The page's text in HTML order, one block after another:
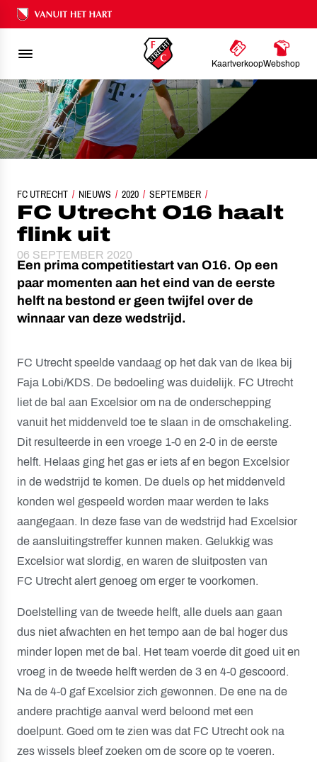
Ons nalatenschap
KaartverkoopWebshop
FC UTRECHT NIEUWS 2020 SEPTEMBER
FC UTRECHT O16 HAALT FLINK UIT
FC Utrecht O16 haalt
flink uit
06 SEPTEMBER 2020
Een prima competitiestart van O16. Op een
paar momenten aan het eind van de eerste
helft na bestond er geen twijfel over de
winnaar van deze wedstrijd.
FC Utrecht speelde vandaag op het dak van de Ikea bij
Faja Lobi/KDS. De bedoeling was duidelijk. FC Utrecht
liet de bal aan Excelsior om na de onderschepping
vanuit het middenveld toe te slaan in de omschakeling.
Dit resulteerde in een vroege 1-0 en 2-0 in de eerste
helft. Helaas ging het gas er iets af en begon Excelsior
in de wedstrijd te komen. De duels op het middenveld
konden wel gespeeld worden maar werden te laks
aangegaan. In deze fase van de wedstrijd had Excelsior
de aansluitingstreffer kunnen maken. Gelukkig was
Excelsior wat slordig, en waren de sluitposten van
FC Utrecht alert genoeg om erger te voorkomen.
Doelstelling van de tweede helft, alle duels aan gaan
dus niet afwachten en het tempo aan de bal hoger dus
minder lopen met de bal. Het team voerde dit goed uit en
vroeg in de tweede helft werden de 3 en 4-0 gescoord.
Na de 4-0 gaf Excelsior zich gewonnen. De ene na de
andere prachtige aanval werd beloond met een
doelpunt. Goed om te zien was dat FC Utrecht ook na
zes wissels bleef zoeken om de score op te voeren.